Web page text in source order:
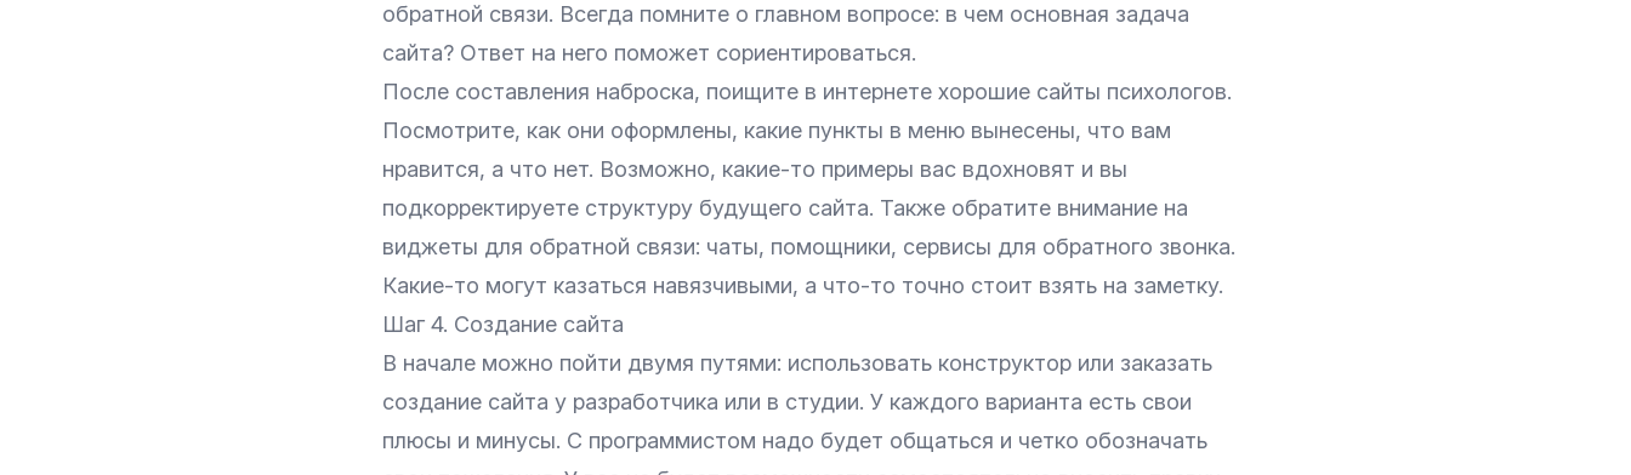
обратной связи. Всегда помните о главном вопросе: в чем основная задача
сайта? Ответ на него поможет сориентироваться.
После составления наброска, поищите в интернете хорошие сайты психологов.
Посмотрите, как они оформлены, какие пункты в меню вынесены, что вам
нравится, а что нет. Возможно, какие-то примеры вас вдохновят и вы
подкорректируете структуру будущего сайта. Также обратите внимание на
виджеты для обратной связи: чаты, помощники, сервисы для обратного звонка.
Какие-то могут казаться навязчивыми, а что-то точно стоит взять на заметку.
Шаг 4. Создание сайта
В начале можно пойти двумя путями: использовать конструктор или заказать
создание сайта у разработчика или в студии. У каждого варианта есть свои
плюсы и минусы. С программистом надо будет общаться и четко обозначать